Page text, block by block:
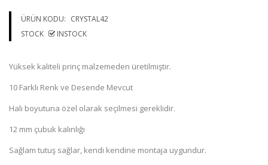
ÜRÜN KODU: CRYSTAL42
STOCK
INSTOCK
Yüksek kaliteli prinç malzemeden üretilmiştir.
10 Farklı Renk ve Desende Mevcut
Halı boyutuna özel olarak seçilmesi gereklidir.
12 mm çubuk kalınlığı
Sağlam tutuş sağlar, kendi kendine montaja uygundur.